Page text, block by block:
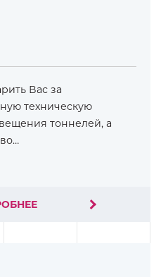
Вас за
техническую
тоннелей, а